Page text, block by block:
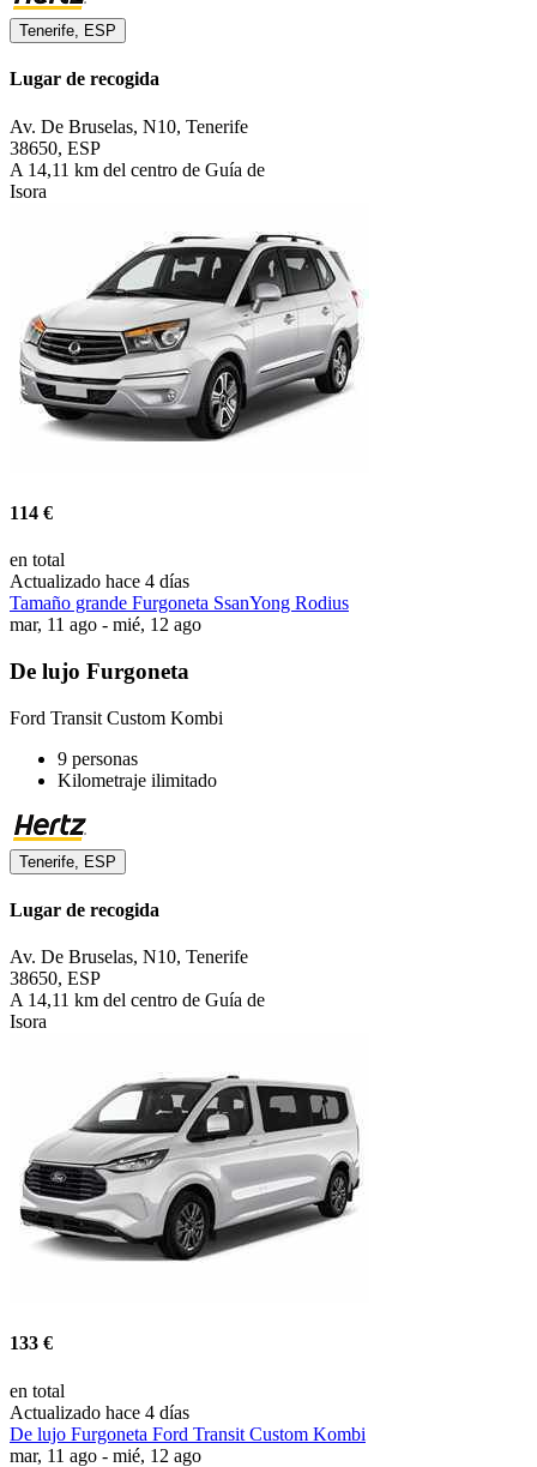
Tenerife, ESP
Lugar de recogida
Av. De Bruselas, N10, Tenerife
38650, ESP
A 14,11 km del centro de Guía de
Isora
114 €
en total
Actualizado hace 4 días
Tamaño grande Furgoneta SsanYong Rodius
mar, 11 ago - mié, 12 ago
De lujo Furgoneta
Ford Transit Custom Kombi
9 personas
Kilometraje ilimitado
Tenerife, ESP
Lugar de recogida
Av. De Bruselas, N10, Tenerife
38650, ESP
A 14,11 km del centro de Guía de
Isora
133 €
en total
Actualizado hace 4 días
De lujo Furgoneta Ford Transit Custom Kombi
mar, 11 ago - mié, 12 ago